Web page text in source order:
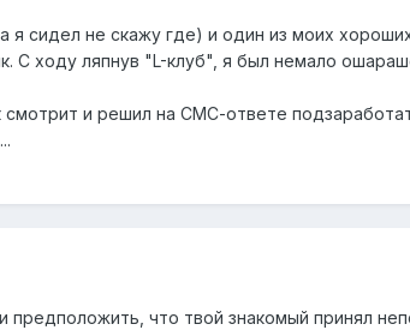
сидел не скажу где) и один из моих
С ходу ляпнув "L-клуб", я был немало
и решил на СМС-ответе
что твой знакомый принял